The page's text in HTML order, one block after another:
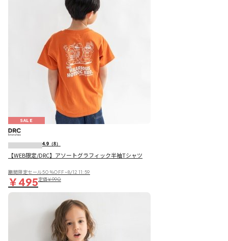
SALE
4.9 （8）
【WEB限定/DRC】アソートグラフィック半袖Tシャツ
期間限定セール50％OFF~8/12 11:59
￥495定価￥990